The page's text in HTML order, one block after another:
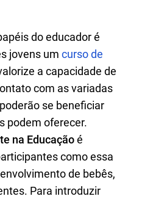
do educador é
jovens um curso de
a capacidade de
com as variadas
se beneficiar
podem oferecer.
na Educaçãoé
como essa
de bebês,
Para introduzir